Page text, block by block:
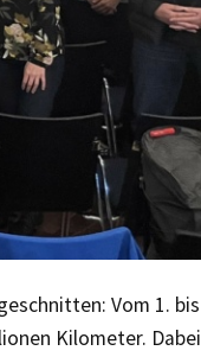
Vom 1. bis
Kilometer. Dabei